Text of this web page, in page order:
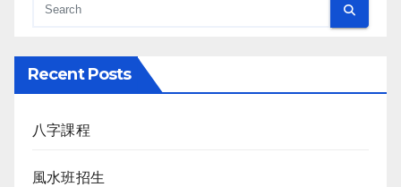
Recent Posts
八字課程
風水班招生